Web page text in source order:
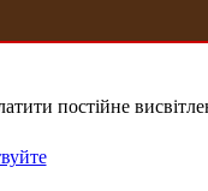
постійне